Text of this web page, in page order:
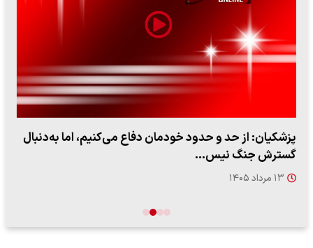
پزشکیان: از حد و حدود خودمان دفاع می‌کنیم، اما به‌دنبال
گسترش جنگ نیس…
۱۳ مرداد ۱۴۰۵